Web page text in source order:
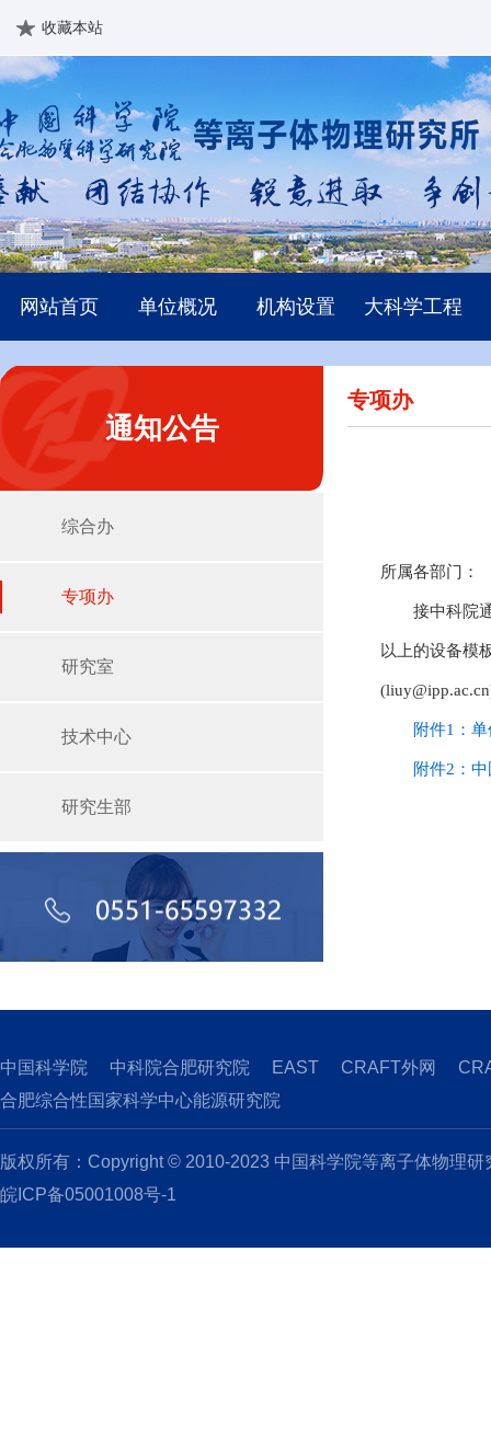
收藏本站
网站首页 单位概况 机构设置 大科学工程
通知公告
综合办
专项办
研究室
技术中心
研究生部
专项办
所属各部门：
接中科院
以上的设备模
附件1：
附件2：
中国科学院 中科院合肥研究院 EAST CRAFT外网
合肥综合性国家科学中心能源研究院
版权所有：Copyright © 2010-2023 中国科学院等离子体物理
皖ICP备05001008号-1